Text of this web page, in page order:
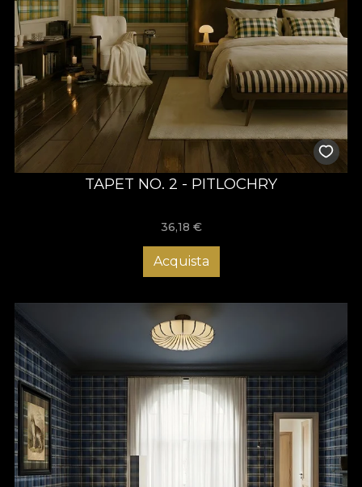
TAPET NO. 2 - PITLOCHRY
36,18 €
Acquista